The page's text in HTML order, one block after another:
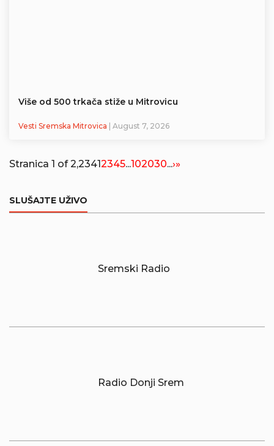
Više od 500 trkača stiže u Mitrovicu
Vesti Sremska Mitrovica | August 7, 2026
Stranica 1 of 2,23412345...102030...›»
SLUŠAJTE UŽIVO
Sremski Radio
Radio Donji Srem